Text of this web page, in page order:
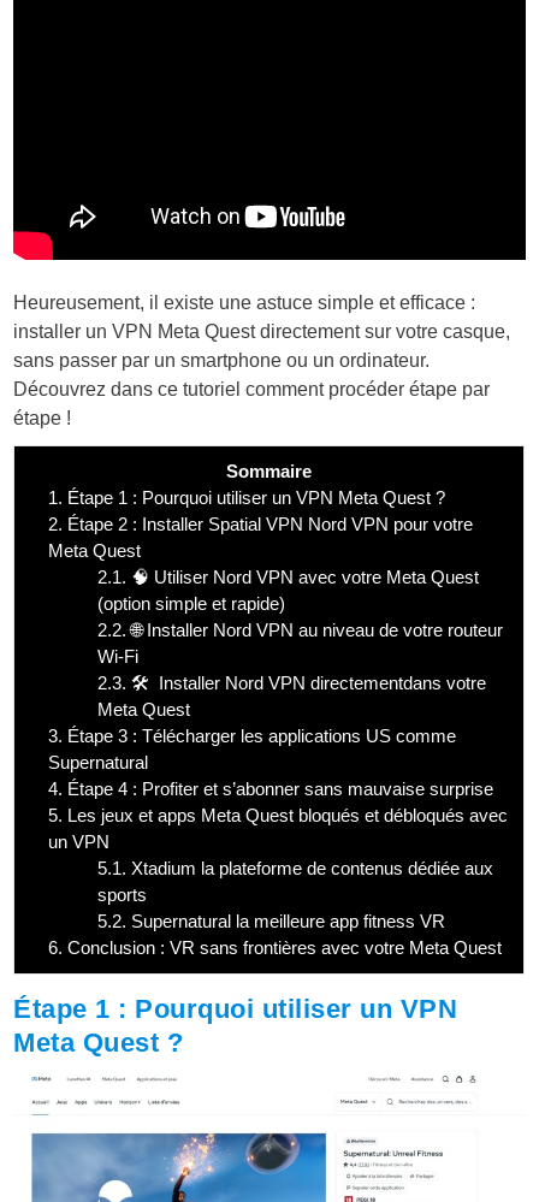
Heureusement, il existe une astuce simple et efficace :
installer un VPN Meta Quest directement sur votre casque,
sans passer par un smartphone ou un ordinateur.
Découvrez dans ce tutoriel comment procéder étape par
étape !
Sommaire
1. Étape 1 : Pourquoi utiliser un VPN Meta Quest ?
2. Étape 2 : Installer Spatial VPN Nord VPN pour votre
Meta Quest
2.1. 🧠 Utiliser Nord VPN avec votre Meta Quest
(option simple et rapide)
2.2.🌐 Installer Nord VPN au niveau de votre routeur
Wi-Fi
2.3. 🛠️ Installer Nord VPN directementdans votre
Meta Quest
3. Étape 3 : Télécharger les applications US comme
Supernatural
4. Étape 4 : Profiter et s’abonner sans mauvaise surprise
5. Les jeux et apps Meta Quest bloqués et débloqués avec
un VPN
5.1. Xtadium la plateforme de contenus dédiée aux
sports
5.2. Supernatural la meilleure app fitness VR
6. Conclusion : VR sans frontières avec votre Meta Quest
Étape 1 : Pourquoi utiliser un VPN
Meta Quest ?